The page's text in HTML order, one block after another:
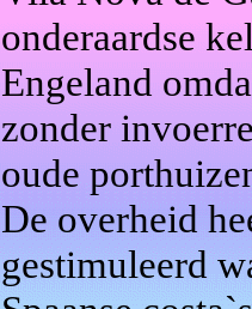
onderaardse
Engeland
zonder
oude
De overheid
gestimuleerd